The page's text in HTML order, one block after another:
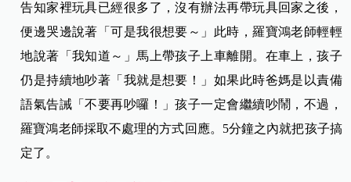
告知家裡玩具已經很多了，沒有辦法再帶玩具回家之後，
便邊哭邊說著「可是我很想要～」此時，羅寶鴻老師輕輕
地說著「我知道～」馬上帶孩子上車離開。在車上，孩子
仍是持續地吵著「我就是想要！」如果此時爸媽是以責備
語氣告誡「不要再吵囉！」孩子一定會繼續吵鬧，不過，
羅寶鴻老師採取不處理的方式回應。5分鐘之內就把孩子搞
定了。